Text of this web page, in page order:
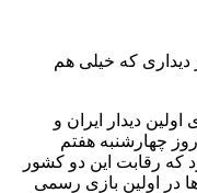
دیدار ایران و
چهارشنبه هفتم
کرد که رقابت این دو کشور
در اولین بازی رسمی